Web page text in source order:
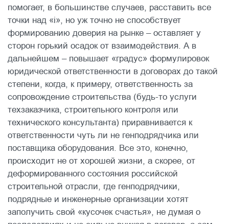
помогает, в большинстве случаев, расставить все
точки над «i», но уж точно не способствует
формированию доверия на рынке – оставляет у
сторон горький осадок от взаимодействия. А в
дальнейшем – повышает «градус» формулировок
юридической ответственности в договорах до такой
степени, когда, к примеру, ответственность за
сопровождение строительства (будь-то услуги
техзаказчика, строительного контроля или
технического консультанта) приравнивается к
ответственности чуть ли не генподрядчика или
поставщика оборудования. Все это, конечно,
происходит не от хорошей жизни, а скорее, от
деформированного состояния российской
строительной отрасли, где генподрядчики,
подрядные и инженерные организации хотят
заполучить свой «кусочек счастья», не думая о